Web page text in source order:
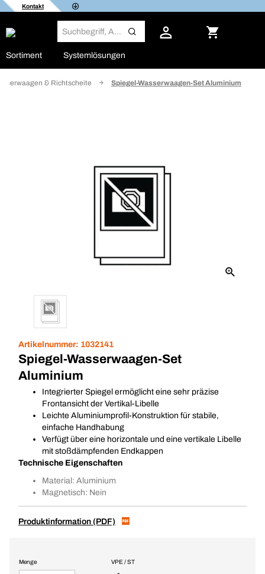
Kontakt
Sortiment Systemlösungen
& Richtscheite Spiegel-Wasserwaagen-Set Aluminium
Artikelnummer: 1032141
Spiegel-Wasserwaagen-Set
Aluminium
Integrierter Spiegel ermöglicht eine sehr präzise
Frontansicht der Vertikal-Libelle
Leichte Aluminiumprofil-Konstruktion für stabile,
einfache Handhabung
Verfügt über eine horizontale und eine vertikale Libelle
mit stoßdämpfenden Endkappen
Technische Eigenschaften
Material: Aluminium
Magnetisch: Nein
Produktinformation (PDF)
VPE / ST
Menge